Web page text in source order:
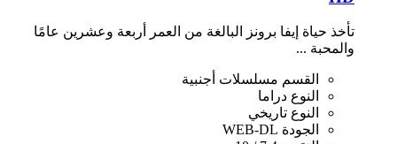
تأخذ حياة إيفا برونز البالغة من العمر أربعة وعشرين عامًا
والمحبة ...
القسم مسلسلات أجنبية
النوع دراما
النوع تاريخي
الجودة WEB-DL